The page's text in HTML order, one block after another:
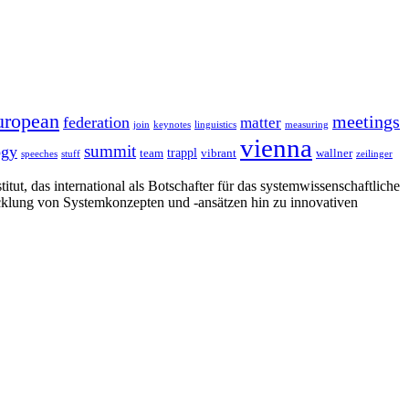
federation join keynotes linguistics matter measuring meetings
speeches stuff summit team trappl vibrant vienna wallner zeilinger
das international als Botschafter für das systemwissenschaftliche
von Systemkonzepten und -ansätzen hin zu innovativen